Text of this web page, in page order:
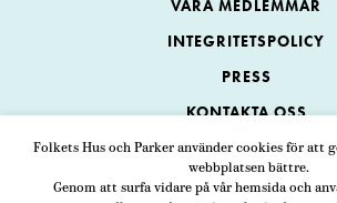
Folkets Hus och Parker använder cookies för att
webbplatsen bättre.
Genom att surfa vidare på vår hemsida och
VÅRA MEDLEMMAR
INTEGRITETSPOLICY
PRESS
KONTAKTA OSS
Folkets Hus och Parker